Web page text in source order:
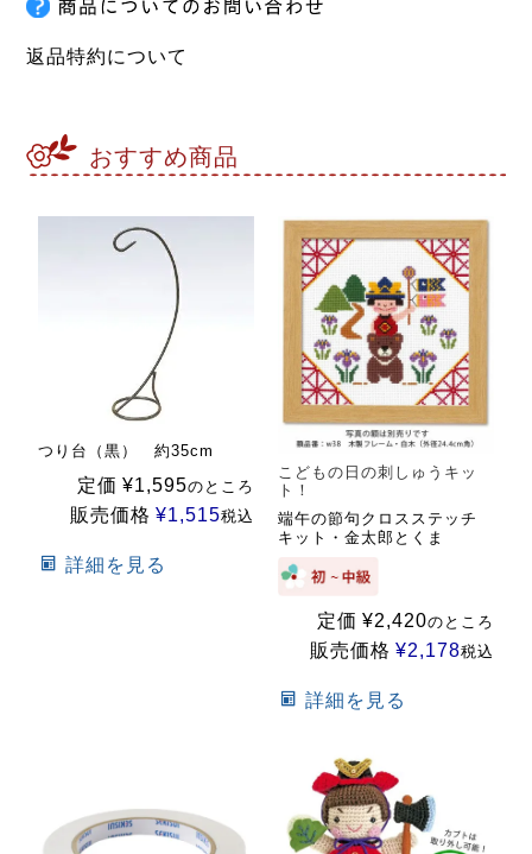
返品特約について
おすすめ商品
つり台（黒） 約35cm
定価 ¥1,595のところ
販売価格 ¥1,515税込
詳細を見る
こどもの日の刺しゅうキッ
ト！
端午の節句クロスステッチ
キット・金太郎とくま
定価 ¥2,420のところ
販売価格 ¥2,178税込
詳細を見る